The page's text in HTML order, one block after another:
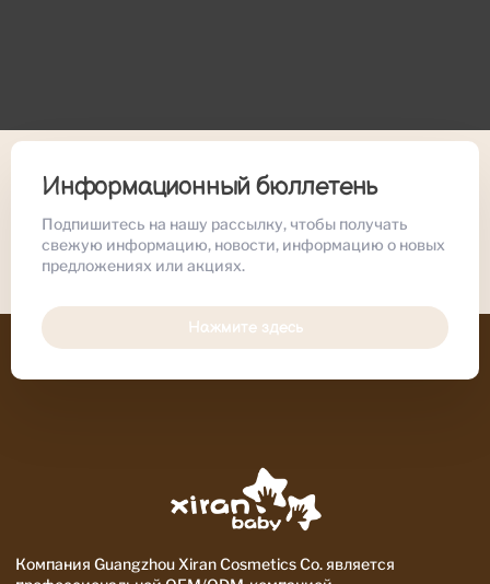
Информационный бюллетень
Подпишитесь на нашу рассылку, чтобы получать
свежую информацию, новости, информацию о новых
предложениях или акциях.
Нажмите здесь
Компания Guangzhou Xiran Cosmetics Co. является